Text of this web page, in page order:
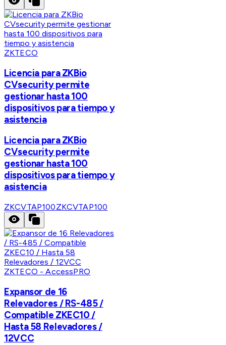
ZKTECO
Licencia para ZKBio
CVsecurity permite
gestionar hasta 100
dispositivos para tiempo y
asistencia
Licencia para ZKBio
CVsecurity permite
gestionar hasta 100
dispositivos para tiempo y
asistencia
ZKCVTAP100ZKCVTAP100
ZKTECO - AccessPRO
Expansor de 16
Relevadores / RS-485 /
Compatible ZKEC10 /
Hasta 58 Relevadores /
12VCC